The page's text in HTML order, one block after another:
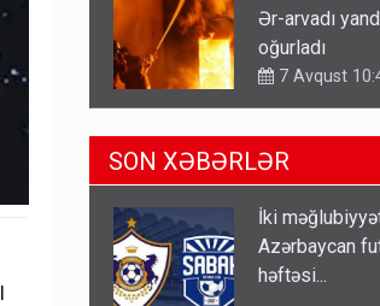
Əhaliyə hava
7 Avqust
Gedişi var,
Tbilisi-Bakı
7 Avqust
SON XƏBƏRLƏR
İki
Azərbaycan
həftəsi...